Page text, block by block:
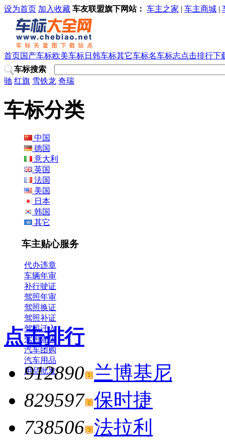
设为首页 加入收藏 车友联盟旗下网站： 车主之家 | 车主商城 |
首页国产车标欧美车标日韩车标其它车标名车标志点击排行下
车标搜索
驰 红旗 雪铁龙 奇瑞
车标分类
中国
德国
意大利
英国
法国
美国
日本
韩国
其它
车主贴心服务
代办违章
车辆年审
补行驶证
驾照年审
驾照换证
驾照补证
驾照迁入
驾照降级
汽车团购
汽车用品
用品批发
点击排行
912890 兰博基尼
829597 保时捷
738506 法拉利